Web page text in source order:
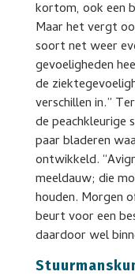
kortom, ook een
Maar het vergt
soort net weer
gevoeligheden
de
verschillen in.”
de peachkleurige
paar bladeren
ontwikkeld.
meeldauw; die
houden. Morgen
beurt voor een
daardoor wel